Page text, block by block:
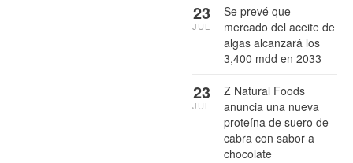
Se prevé que
mercado del aceite de
algas alcanzará los
3,400 mdd en 2033
23
JUL
Z Natural Foods
anuncia una nueva
proteína de suero de
cabra con sabor a
chocolate
23
JUL